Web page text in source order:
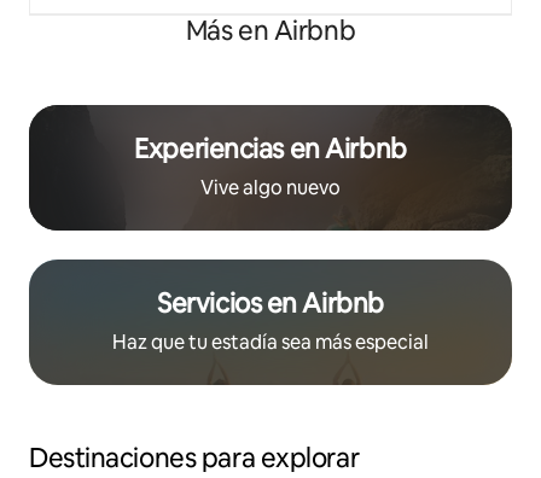
Más en Airbnb
Experiencias en Airbnb
Vive algo nuevo
Servicios en Airbnb
Haz que tu estadía sea más especial
Destinaciones para explorar